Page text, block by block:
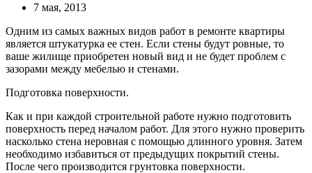
7 мая, 2013
Одним из самых важных видов работ в ремонте квартиры
является штукатурка ее стен. Если стены будут ровные, то
ваше жилище приобретен новый вид и не будет проблем с
зазорами между мебелью и стенами.
Подготовка поверхности.
Как и при каждой строительной работе нужно подготовить
поверхность перед началом работ. Для этого нужно проверить
насколько стена неровная с помощью длинного уровня. Затем
необходимо избавиться от предыдущих покрытий стены.
После чего производится грунтовка поверхности.